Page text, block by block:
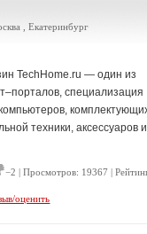
, Екатеринбург
TechHome.ru — один из
специализация
техники, аксессуаров
−2 | Просмотров: 19367 |
оценить